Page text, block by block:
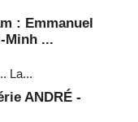
: Emmanuel
Minh ...
La...
ANDRÉ -